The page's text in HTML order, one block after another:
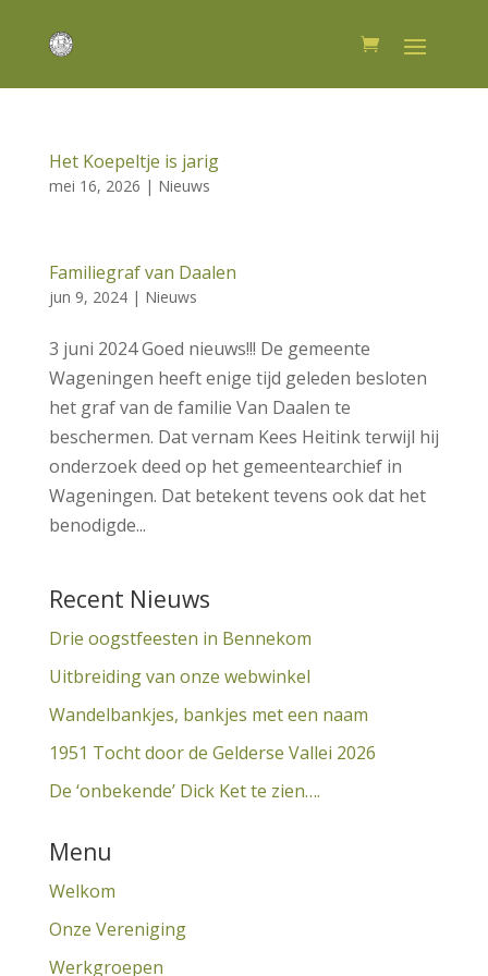
Het Koepeltje is jarig
mei 16, 2026 | Nieuws
Familiegraf van Daalen
jun 9, 2024| Nieuws
3 juni 2024 Goed nieuws!!! De gemeente
Wageningen heeft enige tijd geleden besloten
het graf van de familie Van Daalen te
beschermen. Dat vernam Kees Heitink terwijl hij
onderzoek deed op het gemeentearchief in
Wageningen. Dat betekent tevens ook dat het
benodigde...
Recent Nieuws
Drie oogstfeesten in Bennekom
Uitbreiding van onze webwinkel
Wandelbankjes, bankjes met een naam
1951 Tocht door de Gelderse Vallei 2026
De ‘onbekende’ Dick Ket te zien….
Menu
Welkom
Onze Vereniging
Werkgroepen